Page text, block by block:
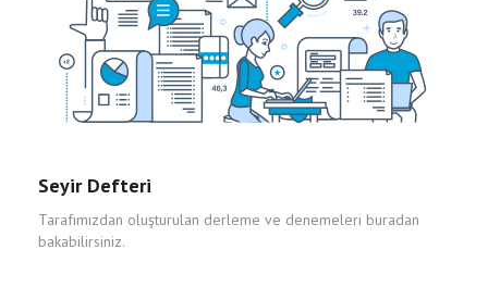
Seyir Defteri
Tarafımızdan oluşturulan derleme ve denemeleri buradan
bakabilirsiniz.